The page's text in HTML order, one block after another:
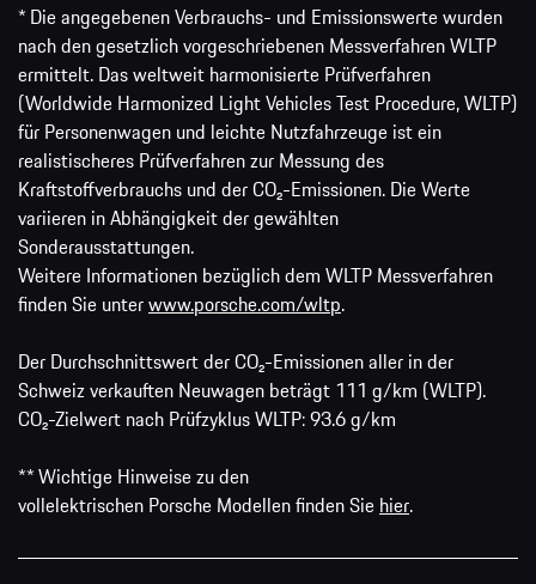
* Die angegebenen Verbrauchs- und Emissionswerte wurden
nach den gesetzlich vorgeschriebenen Messverfahren WLTP
ermittelt. Das weltweit harmonisierte Prüfverfahren
(Worldwide Harmonized Light Vehicles Test Procedure, WLTP)
für Personenwagen und leichte Nutzfahrzeuge ist ein
realistischeres Prüfverfahren zur Messung des
Kraftstoffverbrauchs und der CO₂-Emissionen. Die Werte
variieren in Abhängigkeit der gewählten
Sonderausstattungen.
Weitere Informationen bezüglich dem WLTP Messverfahren
finden Sie unterwww.porsche.com/wltp.
Der Durchschnittswert der CO₂-Emissionen aller in der
Schweiz verkauften Neuwagen beträgt 111 g/km (WLTP).
CO₂-Zielwert nach Prüfzyklus WLTP: 93.6 g/km
** Wichtige Hinweise zu den
vollelektrischen Porsche Modellen finden Sie hier.